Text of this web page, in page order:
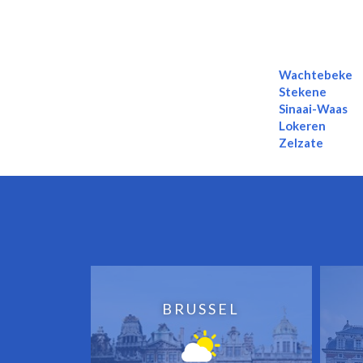
Wachtebeke
Stekene
Sinaai-Waas
Lokeren
Zelzate
BRUSSEL